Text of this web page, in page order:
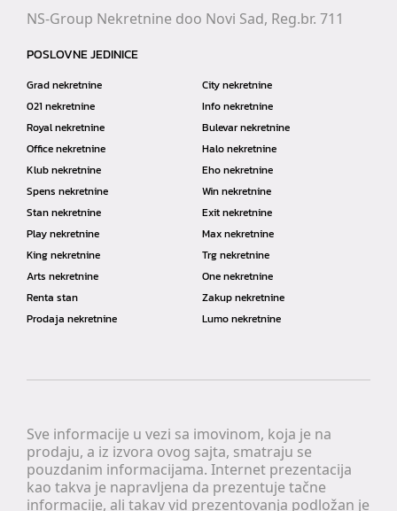
Sve informacije u vezi sa imovinom, koja je na
prodaju, a iz izvora ovog sajta, smatraju se
pouzdanim informacijama. Internet prezentacija
kao takva je napravljena da prezentuje tačne
informacije, ali takav vid prezentovanja podložan je
NS-Group Nekretnine doo Novi Sad, Reg.br. 711
POSLOVNE JEDINICE
Grad nekretnine
City nekretnine
021 nekretnine
Info nekretnine
Royal nekretnine
Bulevar nekretnine
Office nekretnine
Halo nekretnine
Klub nekretnine
Eho nekretnine
Spens nekretnine
Win nekretnine
Stan nekretnine
Exit nekretnine
Play nekretnine
Max nekretnine
King nekretnine
Trg nekretnine
Arts nekretnine
One nekretnine
Renta stan
Zakup nekretnine
Prodaja nekretnine
Lumo nekretnine